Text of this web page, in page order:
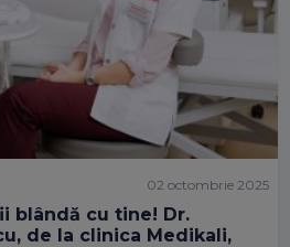
blândă cu tine! Dr.
de la clinica Medikali,
02 octombrie 2025